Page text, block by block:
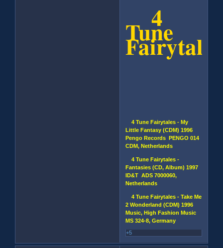
4
Tune
Fairytales
4 Tune Fairytales - My
Little Fantasy (CDM) 1996
Pengo Records PENGO 014
CDM, Netherlands
4 Tune Fairytalеs -
Fantasies (CD, Album) 1997
ID&T ADS 7000060,
Netherlands
4 Tune Fairytales - Take Me
2 Wonderland (CDM) 1996
Music, High Fashion Music
MS 324-8, Germany
+5